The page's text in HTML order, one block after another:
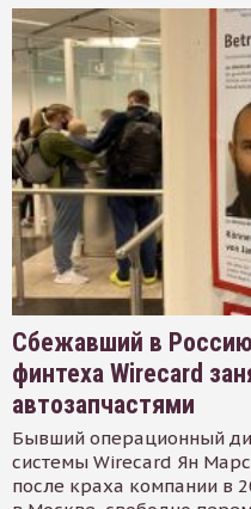
Сбежавший в
финтеха Wirecard
автозапчастями
Бывший операционный
системы Wirecard Ян
после краха компании в